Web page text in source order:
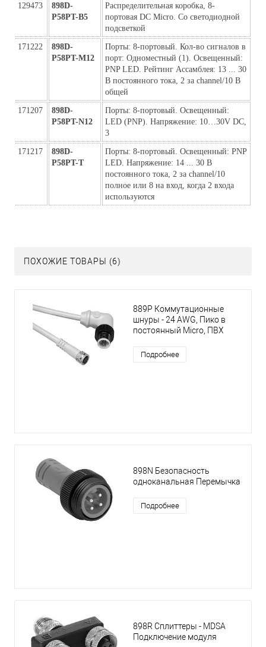
129473
898D-
P58PT-B5
Распределительная коробка, 8-
портовая DC Micro. Со светодиодной
подсветкой
171222
898D-
P58PT-M12
Порты: 8-портовый. Кол-во сигналов в
порт: Одноместный (1). Освещенный:
PNP LED. Рейтинг Ассамблея: 13 ... 30
В постоянного тока, 2 за channel/10 В
общей
171207
898D-
P58PT-N12
Порты: 8-портовый. Освещенный:
LED (PNP). Напряжение: 10…30V DC,
3
171217
898D-
P58PT-Т
Порты: 8-портовый. Освещенный: PNP
LED. Напряжение: 14 ... 30 В
постоянного тока, 2 за channel/10
полное или 8 на вход, когда 2 входа
используются
ПОХОЖИЕ ТОВАРЫ (6)
889Р Коммутационные
шнуры - 24 AWG, Пико в
постоянный Micro, ПВХ
Подробнее
898N Безопасность
одноканальная Перемычка
Подробнее
898R Сплиттеры - MDSA
Подключение модуля